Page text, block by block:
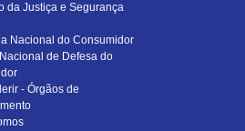
da Justiça e Segurança
Nacional do Consumidor
de Defesa do
- Órgãos de